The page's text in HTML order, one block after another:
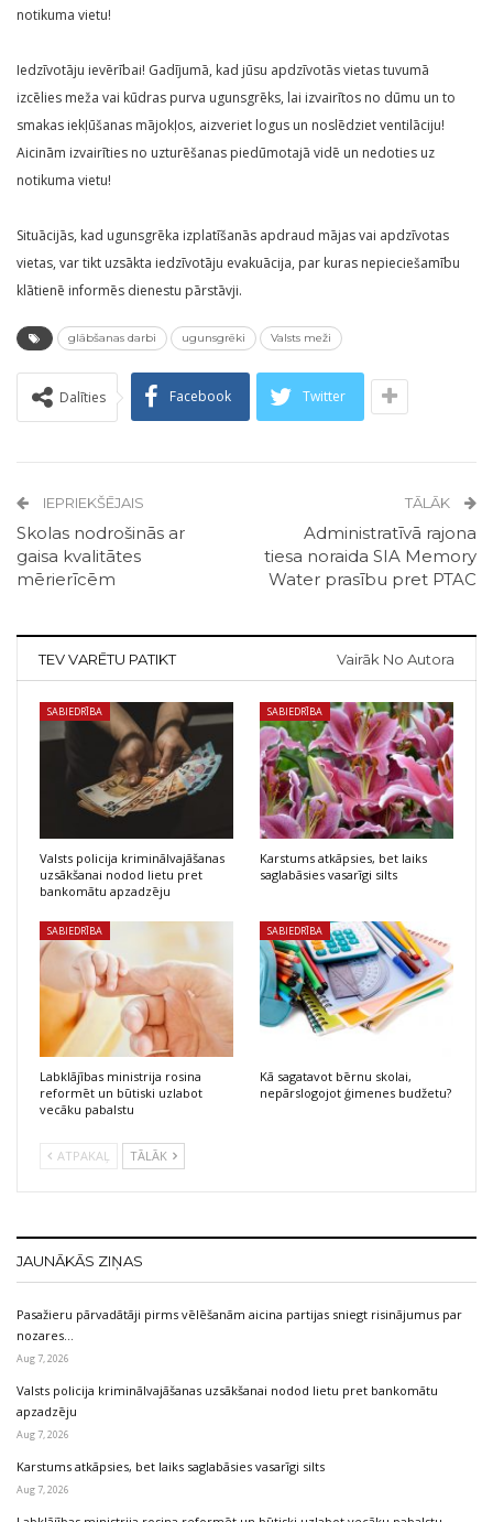
notikuma vietu!
Iedzīvotāju ievērībai! Gadījumā, kad jūsu apdzīvotās vietas tuvumā
izcēlies meža vai kūdras purva ugunsgrēks, lai izvairītos no dūmu un to
smakas iekļūšanas mājokļos, aizveriet logus un noslēdziet ventilāciju!
Aicinām izvairīties no uzturēšanas piedūmotajā vidē un nedoties uz
notikuma vietu!
Situācijās, kad ugunsgrēka izplatīšanās apdraud mājas vai apdzīvotas
vietas, var tikt uzsākta iedzīvotāju evakuācija, par kuras nepieciešamību
klātienē informēs dienestu pārstāvji.
glābšanas darbi ugunsgrēki Valsts meži
Dalīties Facebook Twitter
IEPRIEKŠĒJAIS
Skolas nodrošinās ar
gaisa kvalitātes
mērierīcēm
TĀLĀK
Administratīvā rajona
tiesa noraida SIA Memory
Water prasību pret PTAC
TEV VARĒTU PATIKT Vairāk No Autora
SABIEDRĪBA
Valsts policija kriminālvajāšanas
uzsākšanai nodod lietu pret
bankomātu apzadzēju
SABIEDRĪBA
Karstums atkāpsies, bet laiks
saglabāsies vasarīgi silts
SABIEDRĪBA
Labklājības ministrija rosina
reformēt un būtiski uzlabot
vecāku pabalstu
SABIEDRĪBA
Kā sagatavot bērnu skolai,
nepārslogojot ģimenes budžetu?
ATPAKAĻ TĀLĀK
JAUNĀKĀS ZIŅAS
Pasažieru pārvadātāji pirms vēlēšanām aicina partijas sniegt risinājumus par
nozares…
Aug 7, 2026
Valsts policija kriminālvajāšanas uzsākšanai nodod lietu pret bankomātu
apzadzēju
Aug 7, 2026
Karstums atkāpsies, bet laiks saglabāsies vasarīgi silts
Aug 7, 2026